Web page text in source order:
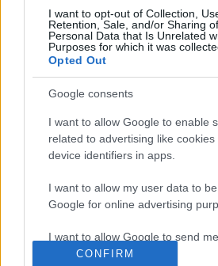
I want to opt-out of Collection,
Retention, Sale, and/or Sharing
Personal Data that Is Unrelated
Purposes for which it was
Opted Out
Google consents
I want to allow Google to enable
related to advertising like
device identifiers in apps.
I want to allow my user data to
Google for online advertising
I want to allow Google to send me
personalized advertising.
CONFIRM
Ellensúly (Wall of Sleep
Rise a Rock On! Festen)
HORNER•2017. szeptember 04.
Öt nap alatt az egykori Mood
előttem a színpadon 3
szerdán este az Asphalt
tegnap este Füleki Sándor a
Rise-ban következett rá. De nem
tegnap…
Mennybemenetel